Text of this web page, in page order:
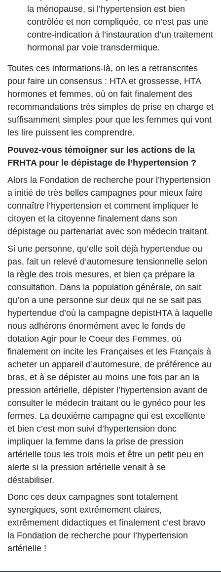
la ménopause, si l’hypertension est bien
contrôlée et non compliquée, ce n’est pas une
contre-indication à l’instauration d’un traitement
hormonal par voie transdermique.
Toutes ces informations-là, on les a retranscrites
pour faire un consensus : HTA et grossesse, HTA
hormones et femmes, où on fait finalement des
recommandations très simples de prise en charge et
suffisamment simples pour que les femmes qui vont
les lire puissent les comprendre.
Pouvez-vous témoigner sur les actions de la
FRHTA pour le dépistage de l’hypertension ?
Alors la Fondation de recherche pour l’hypertension
a initié de très belles campagnes pour mieux faire
connaître l’hypertension et comment impliquer le
citoyen et la citoyenne finalement dans son
dépistage ou partenariat avec son médecin traitant.
Si une personne, qu’elle soit déjà hypertendue ou
pas, fait un relevé d’automesure tensionnelle selon
la règle des trois mesures, et bien ça prépare la
consultation. Dans la population générale, on sait
qu’on a une personne sur deux qui ne se sait pas
hypertendue d’où la campagne depistHTA à laquelle
nous adhérons énormément avec le fonds de
dotation Agir pour le Coeur des Femmes, où
finalement on incite les Françaises et les Français à
acheter un appareil d’automesure, de préférence au
bras, et à se dépister au moins une fois par an la
pression artérielle, dépister l’hypertension avant de
consulter le médecin traitant ou le gynéco pour les
fermes. La deuxième campagne qui est excellente
et bien c’est mon suivi d’hypertension donc
impliquer la femme dans la prise de pression
artérielle tous les trois mois et être un petit peu en
alerte si la pression artérielle venait à se
déstabiliser.
Donc ces deux campagnes sont totalement
synergiques, sont extrêmement claires,
extrêmement didactiques et finalement c’est bravo
la Fondation de recherche pour l’hypertension
artérielle !